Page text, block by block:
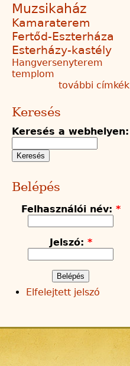
Muzsikaház
Kamaraterem
Fertőd-Eszterháza
Esterházy-kastély
Hangversenyterem
templom
további címkék
Keresés
Keresés a webhelyen:
Belépés
Felhasználói név: *
Jelszó: *
Elfelejtett jelszó